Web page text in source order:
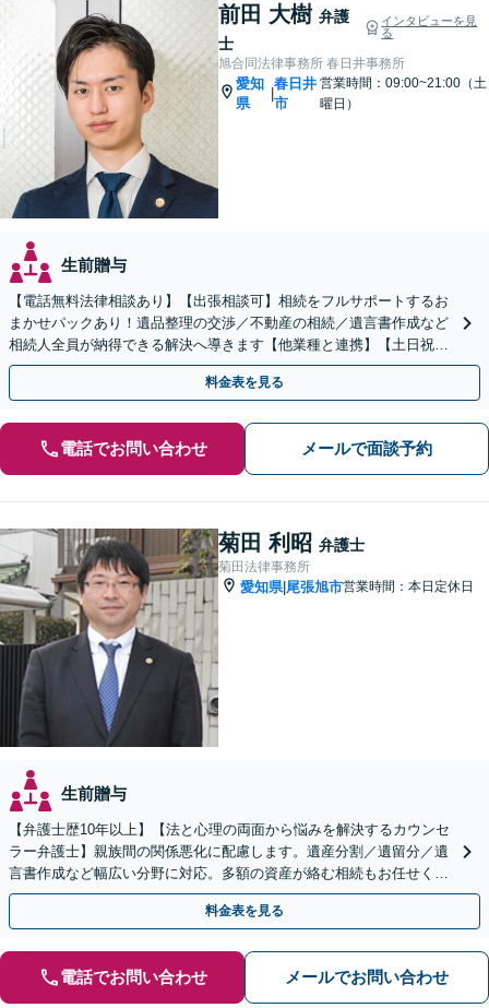
前田 大樹 弁護
士
インタビューを見
る
旭合同法律事務所 春日井事務所
愛知
県
春日井
市
営業時間：09:00~21:00（土
曜日）
生前贈与
【電話無料法律相談あり】【出張相談可】相続をフルサポートするお
まかせパックあり！遺品整理の交渉／不動産の相続／遺言書作成など
相続人全員が納得できる解決へ導きます【他業種と連携】【土日祝・
夜間対応】【完全個室】
料金表を見る
電話でお問い合わせ メールで面談予約
菊田 利昭 弁護士
菊田法律事務所
愛知県| 尾張旭市営業時間：本日定休日
生前贈与
【弁護士歴10年以上】【法と心理の両面から悩みを解決するカウンセ
ラー弁護士】親族間の関係悪化に配慮します。遺産分割／遺留分／遺
言書作成など幅広い分野に対応。多額の資産が絡む相続もお任せくだ
さい。【夜間・休日の相談可能】【駐車場完備】
料金表を見る
電話でお問い合わせ メールでお問い合わせ